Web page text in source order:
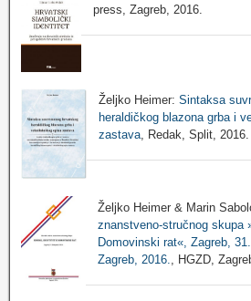
press, Zagreb, 2016.
Željko Heimer: Sintaksa
heraldičkog blazona grba i
zastava, Redak, Split, 2016.
Željko Heimer & Marin
znanstveno-stručnog skupa
Domovinski rat«, Zagreb,
Zagreb, 2016.
, HGZD,